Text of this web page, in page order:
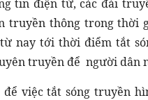
tin điện tử, các đài
truyền thông trong thời
nay tới thời điểm tắt
truyền để người dân
để việc tắt sóng truyền